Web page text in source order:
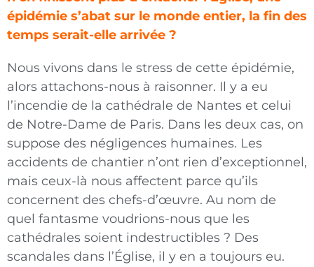
épidémie s’abat sur le monde entier, la fin des
temps serait-elle arrivée ?
Nous vivons dans le stress de cette épidémie,
alors attachons-nous à raisonner. Il y a eu
l’incendie de la cathédrale de Nantes et celui
de Notre-Dame de Paris. Dans les deux cas, on
suppose des négligences humaines. Les
accidents de chantier n’ont rien d’exceptionnel,
mais ceux-là nous affectent parce qu’ils
concernent des chefs-d’œuvre. Au nom de
quel fantasme voudrions-nous que les
cathédrales soient indestructibles ? Des
scandales dans l’Église, il y en a toujours eu.